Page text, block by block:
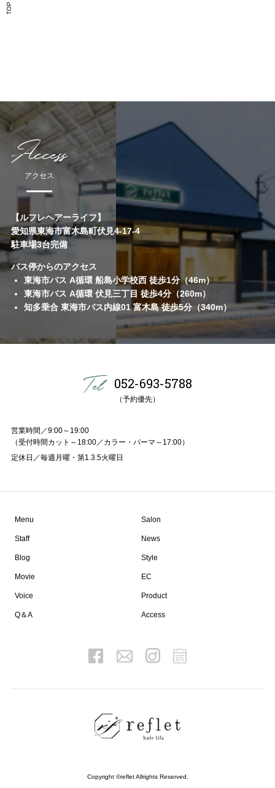
TOP
Access
アクセス
【ルフレヘアーライフ】
愛知県東海市富木島町伏見4-17-4
駐車場3台完備
バス停からのアクセス
東海市バス A循環 船島小学校西 徒歩1分（46m）
東海市バス A循環 伏見三丁目 徒歩4分（260m）
知多乗合 東海市バス内線01 富木島 徒歩5分（340m）
052-693-5788
（予約優先）
営業時間／9:00～19:00
（受付時間カット～18:00／カラー・パーマ～17:00）
定休日／毎週月曜・第1.3.5火曜日
Menu Salon
Staff News
Blog Style
Movie EC
Voice Product
Q＆A Access
Copyright ©reflet Allrights Reserved.